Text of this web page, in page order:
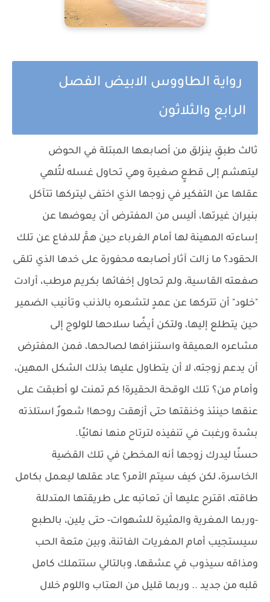
رواية الطاووس الابيض الفصل
الرابع والثلاثون
ثالث طبقٍ ينزلق من أصابعها المبتلة في الحوض
ليتهشم إلى قطعٍ صغيرة وهي تحاول غسله لتُلهي
عقلها عن التفكير في زوجها الذي اختفى ليتركها تتآكل
بنيران غيرتها، أليس من المفترض أن يعوضها عن
إساءته المهينة لها أمام الغرباء حين همَّ للدفاع عن تلك
الحقود؟ ما زالت آثار أصابعه محفورة على خدها الذي تلقى
صفعته القاسية، ولم تحاول إخفائها بكريم مرطب، أرادت
"خلود" أن تتركها عن عمدٍ لتشعره بالذنب وتأنيب الضمير
حين يتطلع إليها، ولتكن أيضًا سلاحها للولوج إلى
مشاعره العميقة واستنزافها لصالحها، فمن المفترض
أن يدعم زوجته، لا أن يتطاول عليها بذلك الشكل المهين،
وأمام من؟ تلك الوقحة الحقيرة! كم تمنت لو أطبقت على
عنقها حينئذ وخنقتها حتى أزهقت روحها! شعورٌ استلذته
بشدة ورغبت في تنفيذه لترتاح منها نهائيًا.
حسنًا ليدرك زوجها أنه المخطئ في تلك القضية
الخاسرة، لكن كيف سيتم الأمر؟ عاد عقلها ليعمل بكامل
طاقته، اقترح عليها أن تعاتبه على طريقتها المتدللة
-وربما المغرية والمثيرة للشهوات- حتى يلين، بالطبع
سيستجيب أمام المغريات الفاتنة، وبين متعة الحب
ومذاقه سيذوب في عشقها، وبالتالي ستتملك كامل
قلبه من جديد .. وربما قليل من العتاب واللوم خلال